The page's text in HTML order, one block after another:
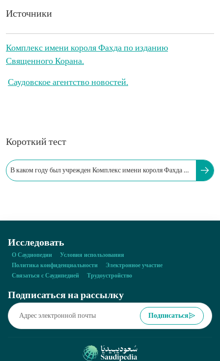
Источники
Комплекс имени короля Фахда по изданию
Священного Корана.
Саудовское агентство новостей.
Короткий тест
В каком году был учрежден Комплекс имени короля Фахда по
Исследовать
О Саудиопедии
Условия использования
Политика конфиденциальности
Электронное участие
Связаться с Саудипедией
Трудоустройство
Подписаться на рассылку
Подписаться